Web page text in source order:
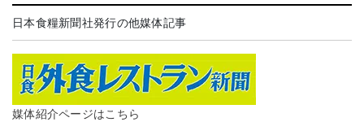
日本食糧新聞社発行の他媒体記事
媒体紹介ページはこちら